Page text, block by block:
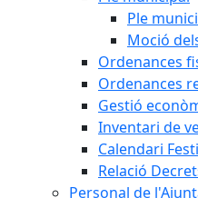
Ple
Moció
Ordenances
Ordenances
Gestió
Inventari de
Calendari
Relació
Personal de